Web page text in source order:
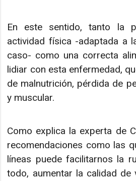
En este sentido, tanto la
actividad física -adaptada a
caso- como una correcta
lidiar con esta enfermedad,
de malnutrición, pérdida de
y muscular.
Como explica la experta de
recomendaciones como las
líneas puede facilitarnos la
todo, aumentar la calidad de